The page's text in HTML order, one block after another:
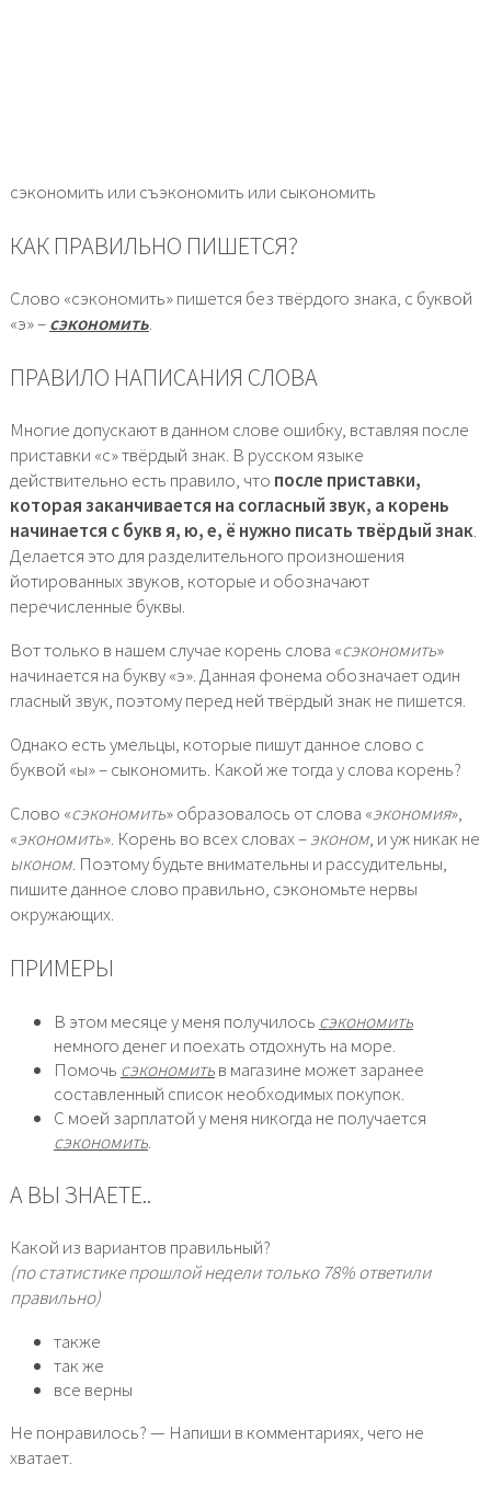
сэкономить или съэкономить или сыкономить
КАК ПРАВИЛЬНО ПИШЕТСЯ?
Слово «сэкономить» пишется без твёрдого знака, с буквой
«э» –сэкономить.
ПРАВИЛО НАПИСАНИЯ СЛОВА
Многие допускают в данном слове ошибку, вставляя после
приставки «с» твёрдый знак. В русском языке
действительно есть правило, что после приставки,
которая заканчивается на согласный звук, а корень
начинается с букв я, ю, е, ё нужно писать твёрдый знак.
Делается это для разделительного произношения
йотированных звуков, которые и обозначают
перечисленные буквы.
Вот только в нашем случае корень слова «сэкономить»
начинается на букву «э». Данная фонема обозначает один
гласный звук, поэтому перед ней твёрдый знак не пишется.
Однако есть умельцы, которые пишут данное слово с
буквой «ы» – сыкономить. Какой же тогда у слова корень?
Слово «сэкономить» образовалось от слова «экономия»,
«экономить». Корень во всех словах –эконом, и уж никак не
ыконом. Поэтому будьте внимательны и рассудительны,
пишите данное слово правильно, сэкономьте нервы
окружающих.
ПРИМЕРЫ
В этом месяце у меня получилось сэкономить
немного денег и поехать отдохнуть на море.
Помочь сэкономитьв магазине может заранее
составленный список необходимых покупок.
С моей зарплатой у меня никогда не получается
сэкономить.
А ВЫ ЗНАЕТЕ..
Какой из вариантов правильный?
(по статистике прошлой недели только 78% ответили
правильно)
также
так же
все верны
Не понравилось? — Напиши в комментариях, чего не
хватает.